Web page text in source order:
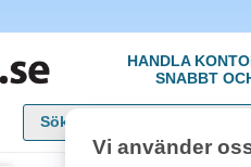
HANDLA
SNABBT
Vi använder